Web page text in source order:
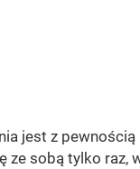
jest z pewnością
ze sobą tylko raz,